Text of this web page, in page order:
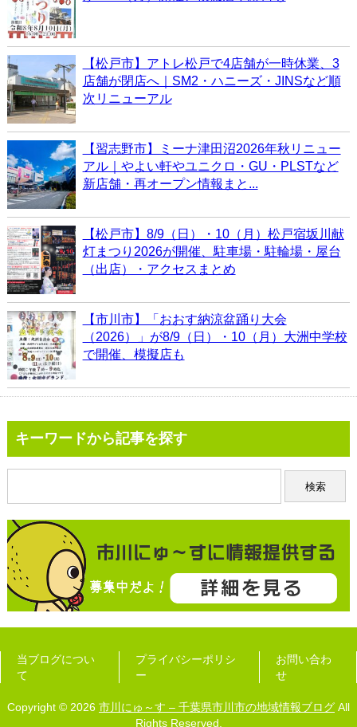
【松戸市】アトレ松戸で4店舗が一時休業、3
店舗が閉店へ｜SM2・ハニーズ・JINSなど順
次リニューアル
【習志野市】ミーナ津田沼2026年秋リニュー
アル｜やよい軒やユニクロ・GU・PLSTなど
新店舗・再オープン情報まと...
【松戸市】8/9（日）・10（月）松戸宿坂川献
灯まつり2026が開催、駐車場・駐輪場・屋台
（出店）・アクセスまとめ
【市川市】「おおす納涼盆踊り大会
（2026）」が8/9（日）・10（月）大洲中学校
で開催、模擬店も
キーワードから記事を探す
当ブログについ
て
プライバシーポリシ
ー
お問い合わ
せ
Copyright © 2026 市川にゅ～す – 千葉県市川市の地域情報ブログ All
Rights Reserved.